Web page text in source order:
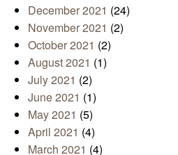
December 2021 (24)
November 2021 (2)
October 2021 (2)
August 2021 (1)
July 2021 (2)
June 2021 (1)
May 2021 (5)
April 2021 (4)
March 2021 (4)